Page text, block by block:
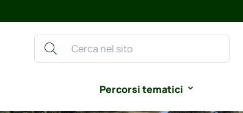
Percorsi tematici